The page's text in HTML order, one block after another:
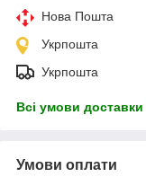
Нова Пошта
Укрпошта
Укрпошта
Всі умови доставки
Умови оплати